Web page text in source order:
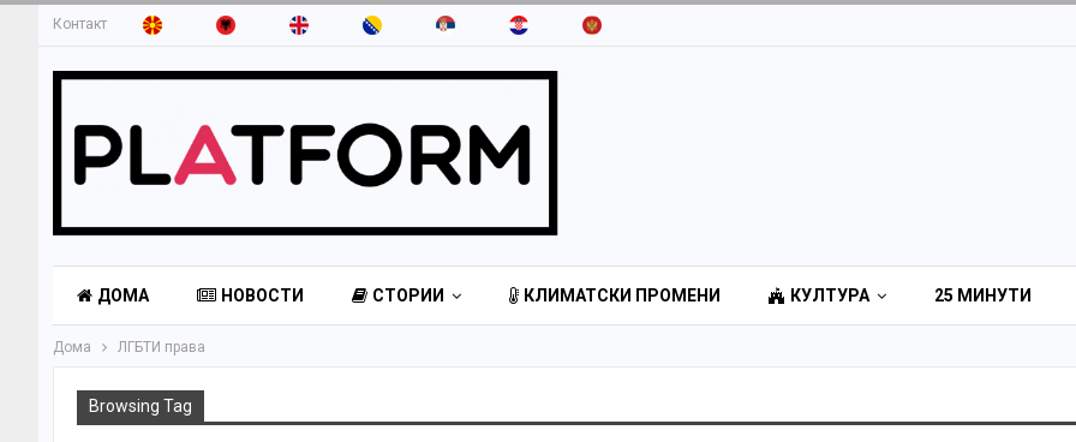
Контакт
ДОМА НОВОСТИ СТОРИИ КЛИМАТСКИ ПРОМЕНИ КУЛТУРА 25 МИНУТИ
Дома ЛГБТИ права
Browsing Tag